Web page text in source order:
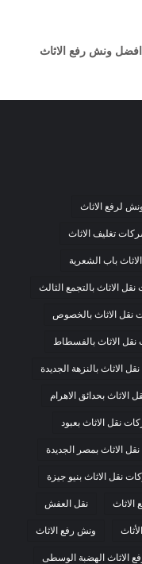
افضل ونش رفع الاثاث
لرفع الاثاث
تغليف الاثاث
باب الشعرية
الاثاث بالتجمع الثالث
نقل الاثاث بالخصوص
الاثاث بالفسطاط
الاثاث بالنزهة الجديدة
الاثاث بحدائق الاهرام
نقل الاثاث بعبود
الاثاث بمصر الجديدة
نقل الاثاث بنيو جيزة
نقل العفش
ونش رفع الاثاث
الاثاث الهضبة الوسطى